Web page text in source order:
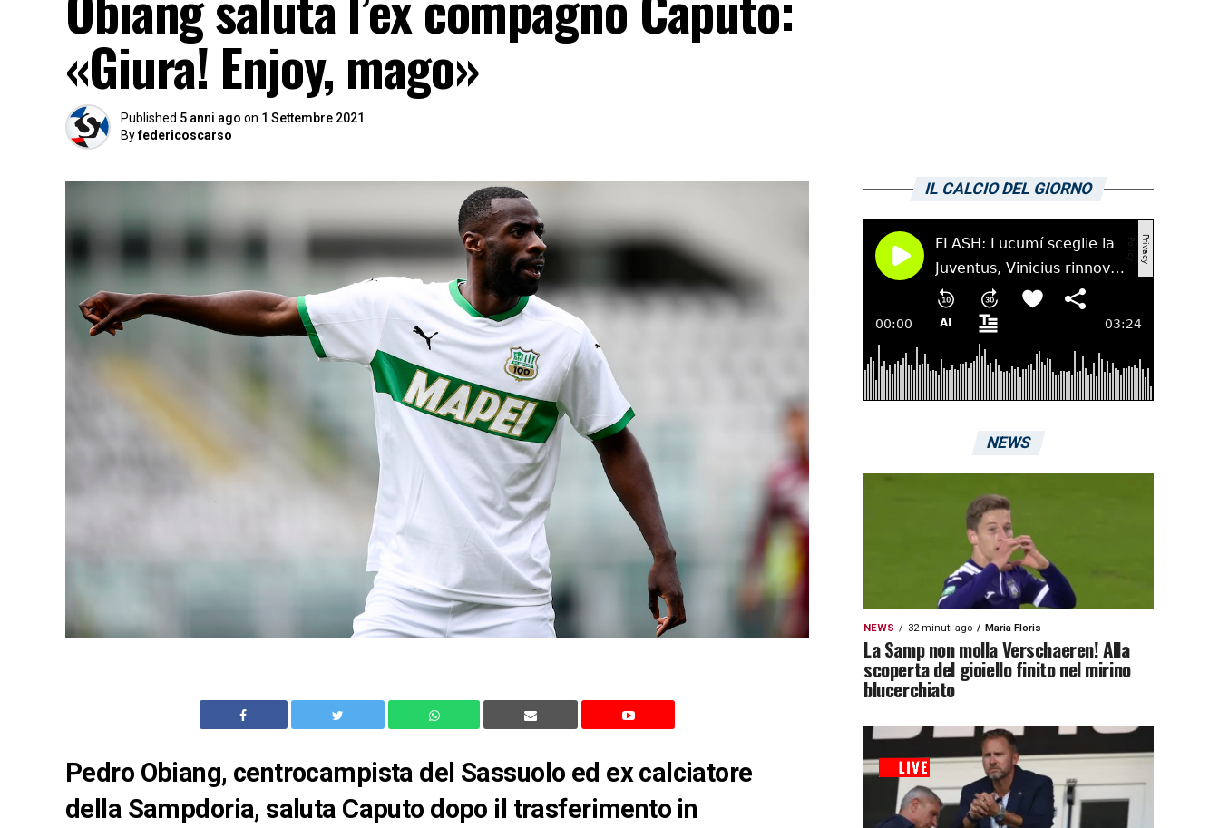
«Giura! Enjoy, mago»
Published 5 anni ago on 1 Settembre 2021
Byfedericoscarso
Pedro Obiang, centrocampista del Sassuolo ed ex calciatore
della Sampdoria, saluta Caputo dopo il trasferimento in
IL CALCIO DEL GIORNO
NEWS
NEWS 32 minuti ago Maria Floris
La Samp non molla Verschaeren! Alla
scoperta del gioiello finito nel mirino
blucerchiato